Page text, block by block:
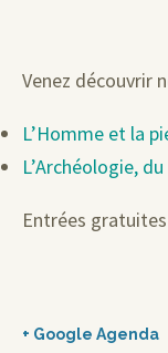
Venez découvrir
L’Homme et la
L’Archéologie,
Entrées
+ Google Agenda